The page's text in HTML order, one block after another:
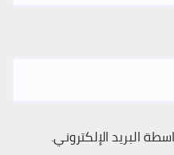
البريد الإلكتروني.